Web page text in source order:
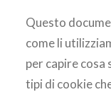
Questo
come li
per capire cosa
tipi di cookie